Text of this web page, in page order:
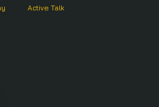
Active Talk